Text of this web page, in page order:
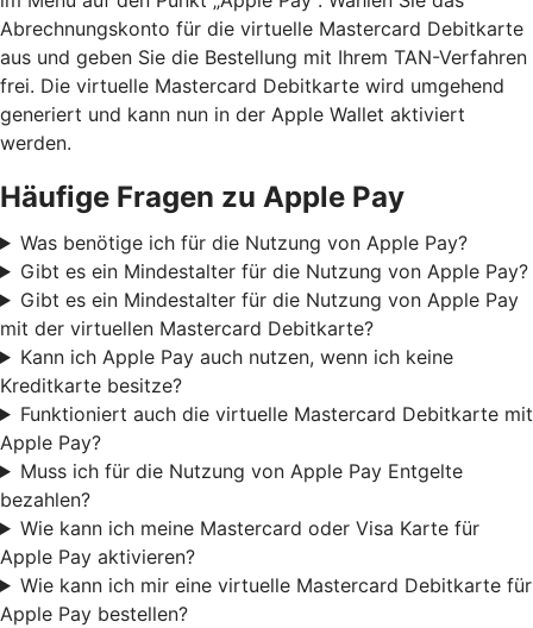
Abrechnungskonto für die virtuelle Mastercard Debitkarte
aus und geben Sie die Bestellung mit Ihrem TAN-Verfahren
frei. Die virtuelle Mastercard Debitkarte wird umgehend
generiert und kann nun in der Apple Wallet aktiviert
werden.
Häufige Fragen zu Apple Pay
Was benötige ich für die Nutzung von Apple Pay?
Gibt es ein Mindestalter für die Nutzung von Apple Pay?
Gibt es ein Mindestalter für die Nutzung von Apple Pay
mit der virtuellen Mastercard Debitkarte?
Kann ich Apple Pay auch nutzen, wenn ich keine
Kreditkarte besitze?
Funktioniert auch die virtuelle Mastercard Debitkarte mit
Apple Pay?
Muss ich für die Nutzung von Apple Pay Entgelte
bezahlen?
Wie kann ich meine Mastercard oder Visa Karte für
Apple Pay aktivieren?
Wie kann ich mir eine virtuelle Mastercard Debitkarte für
Apple Pay bestellen?